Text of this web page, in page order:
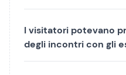
I visitatori potevano
degli incontri con gli